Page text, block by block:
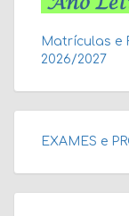
Matrículas e
2026/2027
EXAMES e